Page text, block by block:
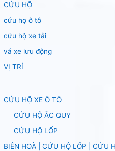
CỨU HỘ
cứu họ ô tô
cứu hộ xe tải
vá xe lưu động
VỊ TRÍ
CỨU HỘ XE Ô TÔ
CỨU HỘ ẮC QUY
CỨU HỘ LỐP
BIÊN HOÀ | CỨU HỘ LỐP | CỨU